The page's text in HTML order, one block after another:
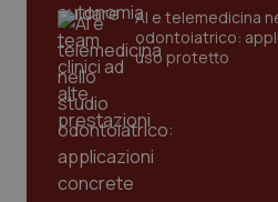
AI e telemedicina
odontoiatrico:
uso protetto